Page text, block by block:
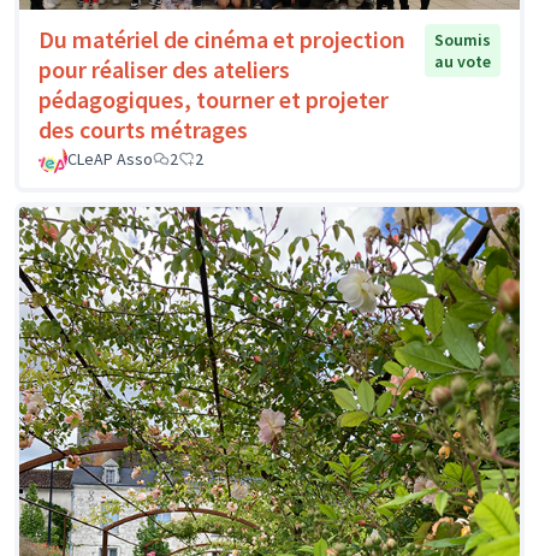
Du matériel de cinéma et projection
pour réaliser des ateliers
pédagogiques, tourner et projeter
des courts métrages
Soumis
au vote
CLeAP Asso 2 2